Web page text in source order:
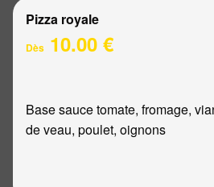
Pizza royale
Dès 10.00 €
Base sauce tomate, fromage,
de veau, poulet, oignons